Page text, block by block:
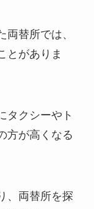
替所では、
とがありま
タクシーやト
方が高くなる
、両替所を探